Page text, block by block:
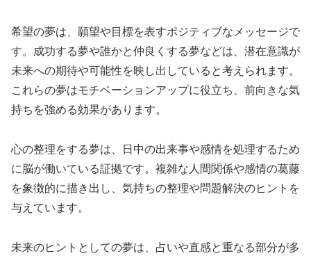
希望の夢は、願望や目標を表すポジティブなメッセージで
す。成功する夢や誰かと仲良くする夢などは、潜在意識が
未来への期待や可能性を映し出していると考えられます。
これらの夢はモチベーションアップに役立ち、前向きな気
持ちを強める効果があります。
心の整理をする夢は、日中の出来事や感情を処理するため
に脳が働いている証拠です。複雑な人間関係や感情の葛藤
を象徴的に描き出し、気持ちの整理や問題解決のヒントを
与えています。
未来のヒントとしての夢は、占いや直感と重なる部分が多